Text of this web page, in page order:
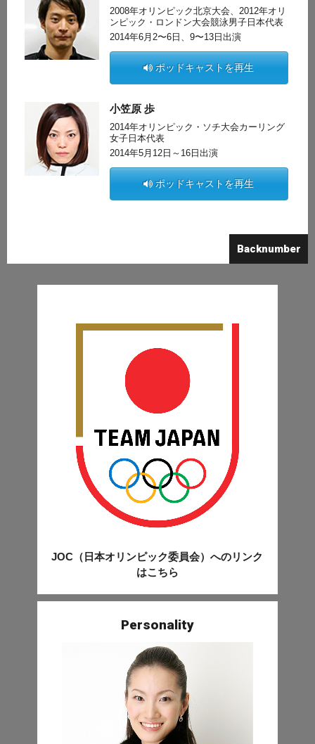
2008年オリンピック北京大会、2012年オリ
ンピック・ロンドン大会競泳男子日本代表
2014年6月2〜6日、9〜13日出演
ポッドキャストを再生
小笠原 歩
2014年オリンピック・ソチ大会カーリング
女子日本代表
2014年5月12日～16日出演
ポッドキャストを再生
Backnumber
JOC（日本オリンピック委員会）へのリンク
はこちら
Personality